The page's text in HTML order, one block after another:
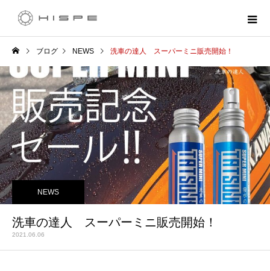
ブログ NEWS 洗車の達人 スーパーミニ販売開始！
NEWS
洗車の達人 スーパーミニ販売開始！
2021.06.06